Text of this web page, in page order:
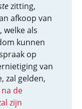
zitting,
afkoop van
als
kunnen
op
van
zal gelden,
de
zijn